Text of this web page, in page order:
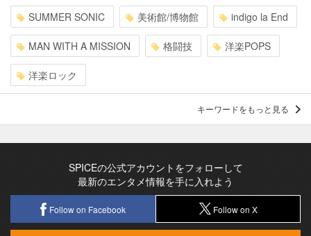
SUMMER SONIC 美術館/博物館 indigo la End
MAN WITH A MISSION 格闘技 洋楽POPS
洋楽ロック
キーワードをもっと見る
SPICEの公式アカウントをフォローして
最新のエンタメ情報を手に入れよう
Follow on Facebook Follow on X